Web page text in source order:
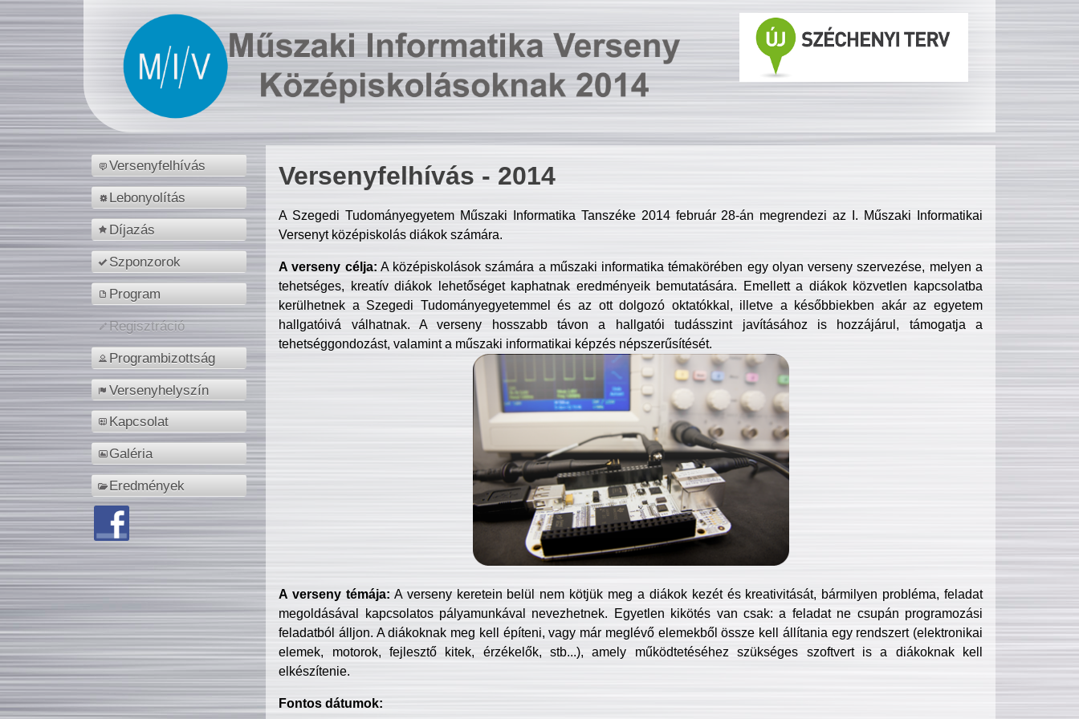
Versenyfelhívás
Lebonyolítás
Díjazás
Szponzorok
Program
Regisztráció
Programbizottság
Versenyhelyszín
Kapcsolat
Galéria
Eredmények
Versenyfelhívás - 2014
A Szegedi Tudományegyetem Műszaki Informatika Tanszéke 2014 február 28-án megrendezi az I. Műszaki Informatikai
Versenyt középiskolás diákok számára.
A verseny célja: A középiskolások számára a műszaki informatika témakörében egy olyan verseny szervezése, melyen a
tehetséges, kreatív diákok lehetőséget kaphatnak eredményeik bemutatására. Emellett a diákok közvetlen kapcsolatba
kerülhetnek a Szegedi Tudományegyetemmel és az ott dolgozó oktatókkal, illetve a későbbiekben akár az egyetem
hallgatóivá válhatnak. A verseny hosszabb távon a hallgatói tudásszint javításához is hozzájárul, támogatja a
tehetséggondozást, valamint a műszaki informatikai képzés népszerűsítését.
A verseny témája: A verseny keretein belül nem kötjük meg a diákok kezét és kreativitását, bármilyen probléma, feladat
megoldásával kapcsolatos pályamunkával nevezhetnek. Egyetlen kikötés van csak: a feladat ne csupán programozási
feladatból álljon. A diákoknak meg kell építeni, vagy már meglévő elemekből össze kell állítania egy rendszert (elektronikai
elemek, motorok, fejlesztő kitek, érzékelők, stb...), amely működtetéséhez szükséges szoftvert is a diákoknak kell
elkészítenie.
Fontos dátumok: